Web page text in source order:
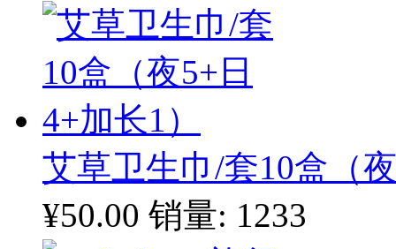
艾草卫生巾/套10盒（
¥50.00 销量: 1233